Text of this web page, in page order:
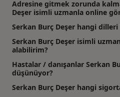
Adresine gitmek zorunda
Deşer isimli uzmanla online
Serkan Burç Deşer hangi
Serkan Burç Deşer isimli
alabilirim?
Hastalar / danışanlar Serkan
düşünüyor?
Serkan Burç Deşer hangi